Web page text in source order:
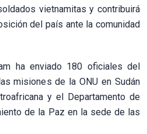
vietnamitas y contribuirá
del país ante la comunidad
ha enviado 180 oficiales del
misiones de la ONU en Sudán
y el Departamento de
de la Paz en la sede de las